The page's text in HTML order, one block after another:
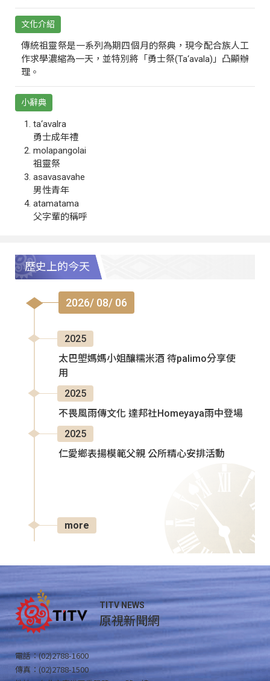
文化介紹
傳統祖靈祭是一系列為期四個月的祭典，現今配合族人工
作求學濃縮為一天，並特別將「勇士祭(Ta‘avala)」凸顯辦
理。
小辭典
ta‘avalra
勇士成年禮
molapangolai
祖靈祭
asavasavahe
男性青年
atamatama
父字輩的稱呼
歷史上的今天
2026/ 08/ 06
2025
太巴塱媽媽小姐釀糯米酒 待palimo分享使
用
2025
不畏風雨傳文化 達邦社Homeyaya雨中登場
2025
仁愛鄉表揚模範父親 公所精心安排活動
more
TITV NEWS
原視新聞網
電話：(02)2788-1600
傳真：(02)2788-1500